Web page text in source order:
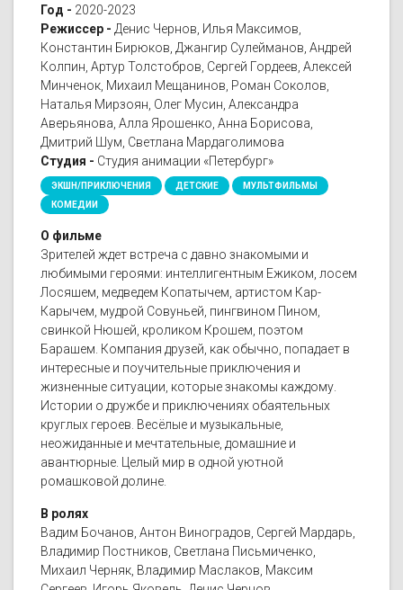
Год - 2020-2023
Режиссер - Денис Чернов, Илья Максимов,
Константин Бирюков, Джангир Сулейманов, Андрей
Колпин, Артур Толстобров, Сергей Гордеев, Алексей
Минченок, Михаил Мещанинов, Роман Соколов,
Наталья Мирзоян, Олег Мусин, Александра
Аверьянова, Алла Ярошенко, Анна Борисова,
Дмитрий Шум, Светлана Мардаголимова
Студия - Студия анимации «Петербург»
ЭКШН/ПРИКЛЮЧЕНИЯ ДЕТСКИЕ
МУЛЬТФИЛЬМЫ
КОМЕДИИ
О фильме
Зрителей ждет встреча с давно знакомыми и
любимыми героями: интеллигентным Ежиком, лосем
Лосяшем, медведем Копатычем, артистом Кар-
Карычем, мудрой Совуньей, пингвином Пином,
свинкой Нюшей, кроликом Крошем, поэтом
Барашем. Компания друзей, как обычно, попадает в
интересные и поучительные приключения и
жизненные ситуации, которые знакомы каждому.
Истории о дружбе и приключениях обаятельных
круглых героев. Весёлые и музыкальные,
неожиданные и мечтательные, домашние и
авантюрные. Целый мир в одной уютной
ромашковой долине.
В ролях
Вадим Бочанов, Антон Виноградов, Сергей Мардарь,
Владимир Постников, Светлана Письмиченко,
Михаил Черняк, Владимир Маслаков, Максим